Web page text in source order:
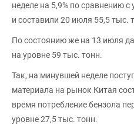
неделе на 5,9% по сравнению
и составили 20 июля 55,5 тыс.
По состоянию же на 13 июля
на уровне 59 тыс. тонн.
Так, на минувшей неделе
материала на рынок Китая
время потребление бензола
уровне 27,5 тыс. тонн.